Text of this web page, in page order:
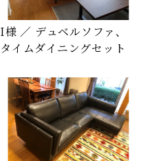
I様 ／ デュベルソファ、
タイムダイニングセット